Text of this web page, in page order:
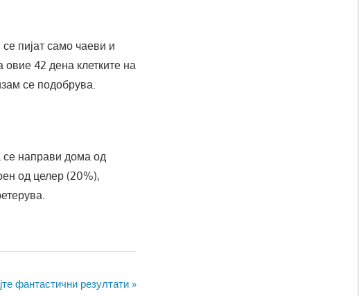
пијат само чаеви и
овие 42 дена клетките на
се подобрува.
се направи дома од
од целер (20%),
фантастични резултати